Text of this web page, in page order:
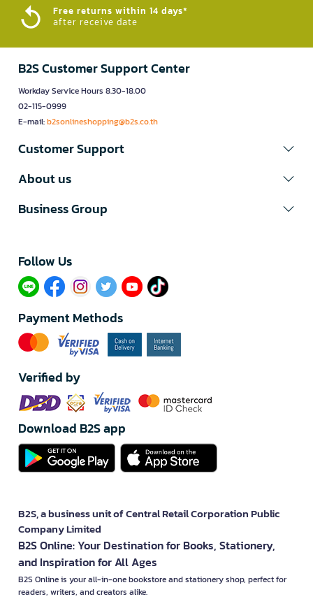
Free returns within 14 days*
after receive date
B2S Customer Support Center
Workday Service Hours 8.30-18.00
02-115-0999
E-mail:b2sonlineshopping@b2s.co.th
Customer Support
About us
Business Group
Follow Us​
Payment Methods
Verified by
Download B2S app
B2S, a business unit of Central Retail Corporation Public
Company Limited
B2S Online: Your Destination for Books, Stationery,
and Inspiration for All Ages
B2S Online is your all-in-one bookstore and stationery shop, perfect for
readers, writers, and creators alike.